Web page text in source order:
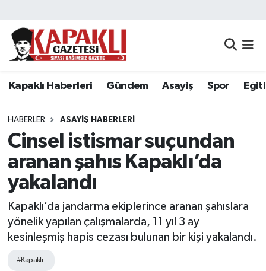
Kapaklı Haberleri Gündem Asayiş Spor
HABERLER ASAYIŞ HABERLERI
Cinsel istismar suçundan
aranan şahıs Kapaklı’da
yakalandı
Kapaklı’da jandarma ekiplerince aranan şahıslara
yönelik yapılan çalışmalarda, 11 yıl 3 ay
kesinleşmiş hapis cezası bulunan bir kişi yakalandı.
#Kapaklı
Kapaklı Haberleri
Asayiş
Spor
Eğitim
Resmi Reklamlar
Tekirdağ
Tekirdağ Nöbetçi Eczaneler
Tekirdağ Namaz Vakitleri
Tekirdağ Trafik Yoğunluk Haritası
Süper Lig Puan Durumu ve Fikstür
Son Dakika Haberleri
Haber Arşivi